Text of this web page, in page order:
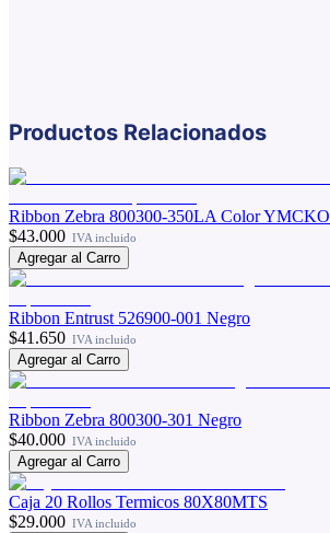
Productos Relacionados
Ribbon Zebra 800300-350LA Color YMCKO
$43.000 IVA incluido
Agregar al Carro
Ribbon Entrust 526900-001 Negro
$41.650 IVA incluido
Agregar al Carro
Ribbon Zebra 800300-301 Negro
$40.000 IVA incluido
Agregar al Carro
Caja 20 Rollos Termicos 80X80MTS
$29.000 IVA incluido